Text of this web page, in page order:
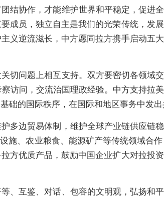
结协作，才能维护世界和平稳定，促进
成员，独立自主是我们的光荣传统，发
义逆流滋长，中方愿同拉方携手启动五
切问题上相互支持。双方要密切各领域
访问，交流治国理政经验。中方支持拉
础的国际秩序，在国际和地区事务中发出
多边贸易体制，维护全球产业链供应链
施、农业粮食、能源矿产等传统领域合
方优质产品，鼓励中国企业扩大对拉投
、互鉴、对话、包容的文明观，弘扬和